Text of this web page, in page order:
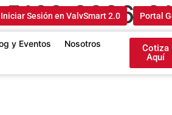
Iniciar Sesión en ValvSmart 2.0 Portal
y Eventos
Nosotros
Cotiza
Aquí